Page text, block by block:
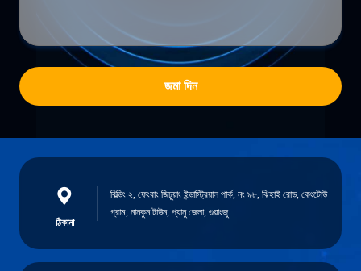
জমা দিন
ঠিকানা
বিল্ডিং ২, ফেংবাং জিচুয়াং ইন্ডাস্ট্রিয়াল পার্ক, নং ৯৮, ঝিহাই রোড, কেংটোউ
গ্রাম, নানকুন টাউন, প্যানু জেলা, গুয়াংজু